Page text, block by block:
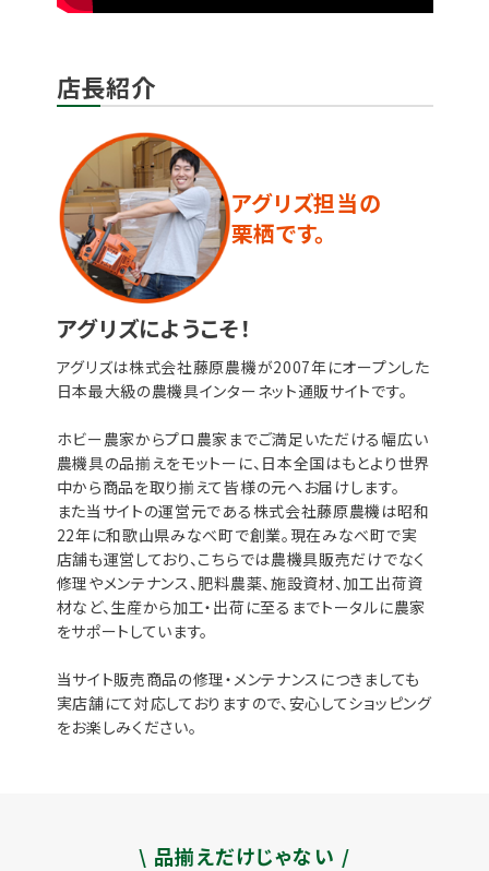
店長紹介
アグリズ担当の
栗栖です。
アグリズにようこそ！
アグリズは株式会社藤原農機が2007年にオープンした
日本最大級の農機具インターネット通販サイトです。
ホビー農家からプロ農家までご満足いただける幅広い
農機具の品揃えをモットーに、日本全国はもとより世界
中から商品を取り揃えて皆様の元へお届けします。
また当サイトの運営元である株式会社藤原農機は昭和
22年に和歌山県みなべ町で創業。現在みなべ町で実
店舗も運営しており、こちらでは農機具販売だけでなく
修理やメンテナンス、肥料農薬、施設資材、加工出荷資
材など、生産から加工・出荷に至るまでトータルに農家
をサポートしています。
当サイト販売商品の修理・メンテナンスにつきましても
実店舗にて対応しておりますので、安心してショッピング
をお楽しみください。
\ 品揃えだけじゃない /